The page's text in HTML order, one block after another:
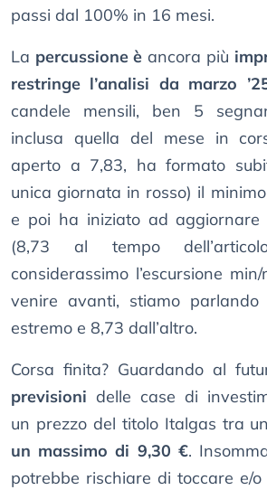
passi dal 100% in 16 mesi.
La percussione è ancora più
restringe l’analisi da marzo
candele mensili, ben 5
inclusa quella del mese in
aperto a 7,83, ha formato
unica giornata in rosso) il
e poi ha iniziato ad aggiornare
(8,73 al tempo
considerassimo l’escursione
venire avanti, stiamo
estremo e 8,73 dall’altro.
Corsa finita? Guardando al
previsioni delle case di
un prezzo del titolo Italgas tra un
un massimo di 9,30 €.
potrebbe rischiare di toccare e/o